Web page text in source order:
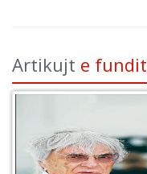
Artikujt e fundit